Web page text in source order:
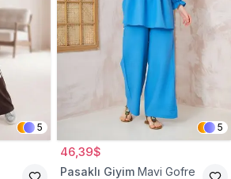
5 5
46,39$
Pasaklı Giyim Mavi Gofre